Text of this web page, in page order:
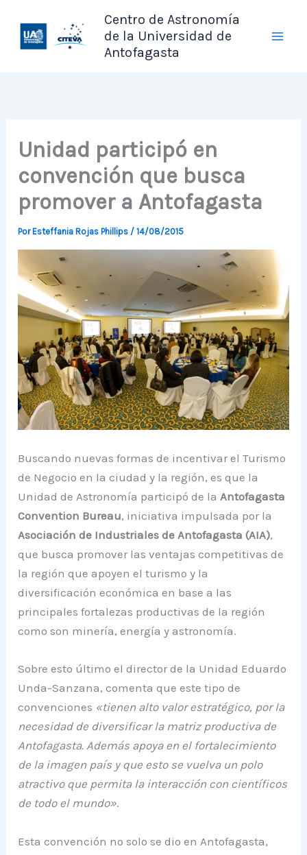
contenido
Centro de Astronomía
de la Universidad de
Antofagasta
Unidad participó en
convención que busca
promover a Antofagasta
PorEsteffania Rojas Phillips /14/08/2015
Buscando nuevas formas de incentivar el Turismo
de Negocio en la ciudad y la región, es que la
Unidad de Astronomía participó de laAntofagasta
Convention Bureau, iniciativa impulsada por la
Asociación de Industriales de Antofagasta (AIA),
que busca promover las ventajas competitivas de
la región que apoyen el turismo y la
diversificación económica en base a las
principales fortalezas productivas de la región
como son minería, energía y astronomía.
Sobre esto último el director de la Unidad Eduardo
Unda-Sanzana, comenta que este tipo de
convenciones «tienen alto valor estratégico, por la
necesidad de diversificar la matriz productiva de
Antofagasta. Además apoya en el fortalecimiento
de la imagen país y que esto se vuelva un polo
atractivo que permita la interacción con científicos
de todo el mundo».
Esta convención no solo se dio en Antofagasta,